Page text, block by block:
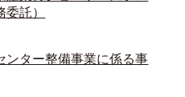
託）
ンター整備事業に係る事